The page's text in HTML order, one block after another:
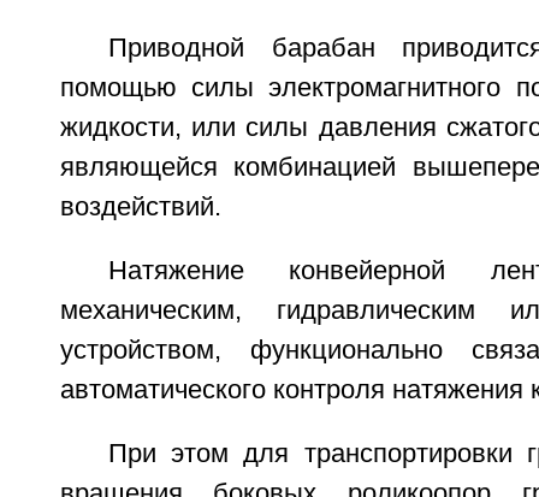
Приводной барабан
помощью силы электромагнитного
жидкости, или силы давления
являющейся комбинацией
воздействий.
Натяжение конвейерной
механическим, гидравлическим
устройством, функционально
автоматического контроля
При этом для транспортировки